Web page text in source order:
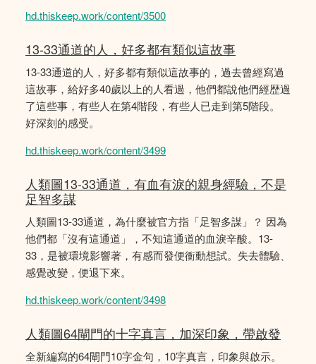
hd.thiskeep.work/content/3500
13-33通道的人，好多都有類似這故事
13-33通道的人，好多都有類似這故事的，過去曾經寫過
這故事，給好多40歲以上的人看過，他們都說他們經歴過
了這些事，有些人在第4階段，有些人已走到第5階段。
好深刻的感受。
hd.thiskeep.work/content/3499
人類圖13-33通道，有血有淚的親身經驗，不是
足智多謀
人類圖13-33通道，為什麼被官方指「足智多謀」？ 因為
他們都「沒有這通道」，不知這通道的血淚辛酸。13-
33，是被環境影響著，有感而發便衝動想試。失去體驗、
感覺改變，便退下來。
hd.thiskeep.work/content/3498
人類圖64閘門的十字真言，加深印象，帶啟發
全新編寫的64閘門10字金句，10字真言，印象與啟示。